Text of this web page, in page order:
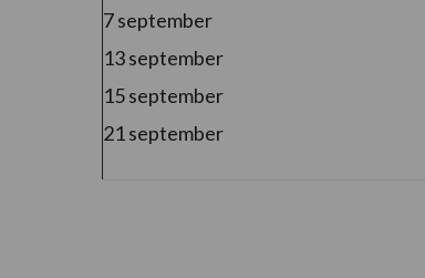
7 september
13 september
15 september
21 september